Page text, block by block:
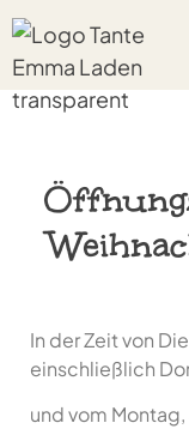
In der Zeit von
einschließlich
und vom